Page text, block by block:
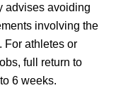
advises avoiding
involving the
For athletes or
full return to
6 weeks.